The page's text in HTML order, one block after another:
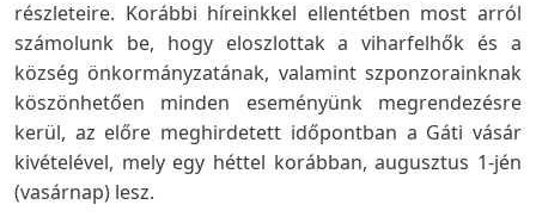
részleteire. Korábbi híreinkkel ellentétben most arról
számolunk be, hogy eloszlottak a viharfelhők és a
község önkormányzatának, valamint szponzorainknak
köszönhetően minden eseményünk megrendezésre
kerül, az előre meghirdetett időpontban a Gáti vásár
kivételével, mely egy héttel korábban, augusztus 1-jén
(vasárnap) lesz.